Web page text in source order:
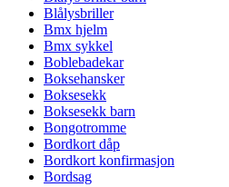
Blålysbriller
Bmx hjelm
Bmx sykkel
Boblebadekar
Boksehansker
Boksesekk
Boksesekk barn
Bongotromme
Bordkort dåp
Bordkort konfirmasjon
Bordsag